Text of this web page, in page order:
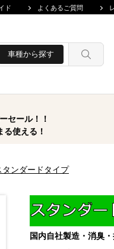
ド よくあるご質問
車種から探す
セール！！
使える！
ンダードタイプ
国内自社製造・消臭